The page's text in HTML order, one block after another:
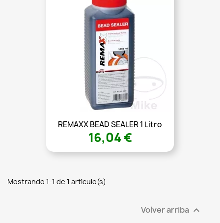
REMAXX BEAD SEALER 1 Litro
16,04 €
Mostrando 1-1 de 1 artículo(s)
Volver arriba 